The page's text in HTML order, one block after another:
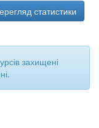
статистики
захищені